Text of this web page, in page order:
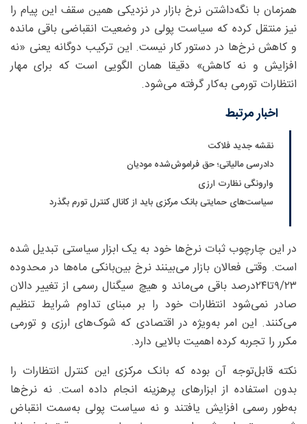
همزمان با نگه‌داشتن نرخ بازار در نزدیکی همین سقف این پیام را
نیز منتقل کرده که سیاست پولی در وضعیت انقباضی باقی مانده
و کاهش نرخ‌ها در دستور کار نیست. این ترکیب دوگانه یعنی «نه
افزایش و نه کاهش» دقیقا همان الگویی است که برای مهار
انتظارات تورمی به‌کار گرفته می‌شود.
اخبار مرتبط
نقشه جدید فلاکت
دادرسی مالیاتی؛ حق فراموش‌شده مودیان
وارونگی نظارت ارزی
سیاست‌های حمایتی بانک مرکزی باید از کانال کنترل تورم بگذرد
در این چارچوب ثبات نرخ‌ها خود به یک ابزار سیاستی تبدیل شده
است. وقتی فعالان بازار می‌بینند نرخ بین‌بانکی ماه‌ها در محدوده
۹/۲۳تا۲۴‌درصد باقی می‌ماند و هیچ سیگنال رسمی از تغییر دالان
صادر نمی‌شود انتظارات خود را بر مبنای تداوم شرایط تنظیم
می‌کنند. این امر به‌ویژه در اقتصادی که شوک‌های ارزی و تورمی
مکرر را تجربه کرده اهمیت بالایی دارد.
نکته قابل‌توجه آن بوده که بانک مرکزی این کنترل انتظارات را
بدون استفاده از ابزارهای پرهزینه انجام داده است. نه نرخ‌ها
به‌طور رسمی افزایش یافتند و نه سیاست پولی به‌سمت انقباض